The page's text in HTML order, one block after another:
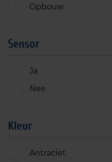
Opbouw
Sensor
Ja
Nee
Kleur
Antraciet